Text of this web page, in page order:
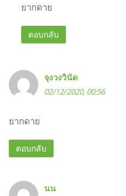
ยากดาย
ตอบกลับ
จุงวงวินัด
02/12/2020, 00:56
ยากดาย
ตอบกลับ
นน